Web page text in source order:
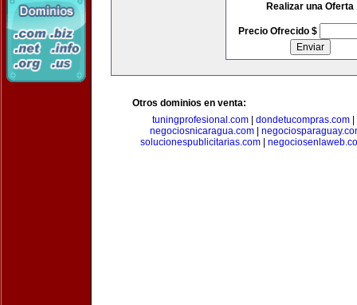
Realizar una Oferta
Precio Ofrecido $
Otros dominios en venta:
tuningprofesional.com| dondetucompras.com|
negociosnicaragua.com
solucionespublicitarias.com